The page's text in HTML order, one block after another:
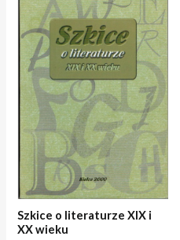
Szkice o literaturze XIX i
XX wieku